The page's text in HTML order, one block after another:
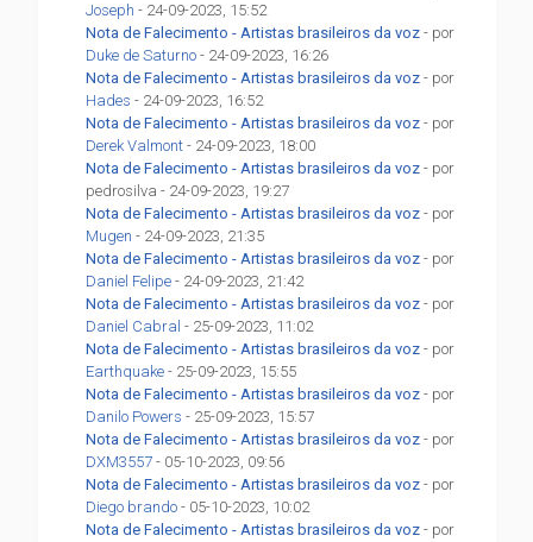
Joseph - 24-09-2023, 15:52
Nota de Falecimento - Artistas brasileiros da voz - por
Duke de Saturno - 24-09-2023, 16:26
Nota de Falecimento - Artistas brasileiros da voz - por
Hades - 24-09-2023, 16:52
Nota de Falecimento - Artistas brasileiros da voz - por
Derek Valmont - 24-09-2023, 18:00
Nota de Falecimento - Artistas brasileiros da voz - por
pedrosilva - 24-09-2023, 19:27
Nota de Falecimento - Artistas brasileiros da voz - por
Mugen - 24-09-2023, 21:35
Nota de Falecimento - Artistas brasileiros da voz - por
Daniel Felipe - 24-09-2023, 21:42
Nota de Falecimento - Artistas brasileiros da voz - por
Daniel Cabral - 25-09-2023, 11:02
Nota de Falecimento - Artistas brasileiros da voz - por
Earthquake - 25-09-2023, 15:55
Nota de Falecimento - Artistas brasileiros da voz - por
Danilo Powers - 25-09-2023, 15:57
Nota de Falecimento - Artistas brasileiros da voz - por
DXM3557 - 05-10-2023, 09:56
Nota de Falecimento - Artistas brasileiros da voz - por
Diego brando - 05-10-2023, 10:02
Nota de Falecimento - Artistas brasileiros da voz - por